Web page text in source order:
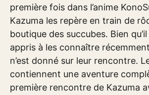
première fois dans l’anime
Kazuma les repère en train de
boutique des succubes. Bien
appris à les connaître
n’est donné sur leur rencontre.
contiennent une aventure
première rencontre de Kazuma